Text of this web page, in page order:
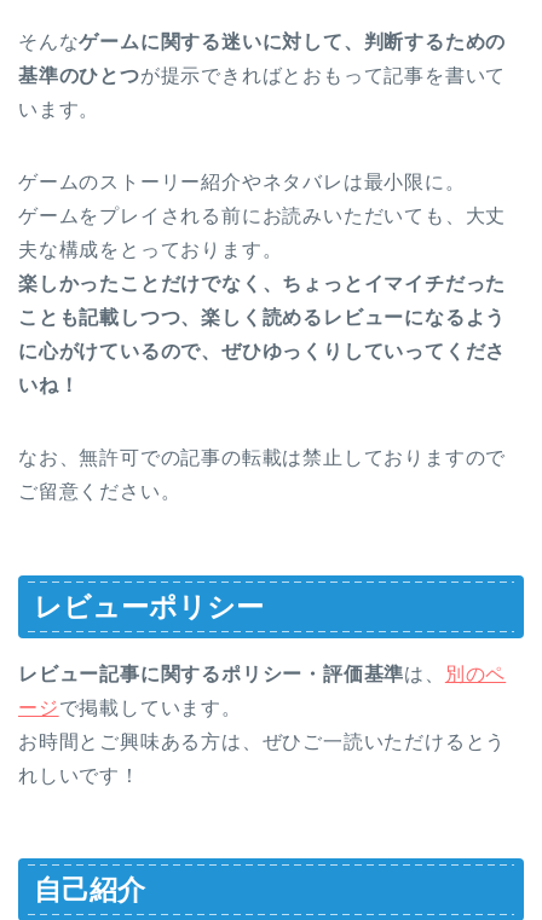
そんなゲームに関する迷いに対して、判断するための
基準のひとつが提示できればとおもって記事を書いて
います。
ゲームのストーリー紹介やネタバレは最小限に。
ゲームをプレイされる前にお読みいただいても、大丈
夫な構成をとっております。
楽しかったことだけでなく、ちょっとイマイチだった
ことも記載しつつ、楽しく読めるレビューになるよう
に心がけているので、ぜひゆっくりしていってくださ
いね！
なお、無許可での記事の転載は禁止しておりますので
ご留意ください。
レビューポリシー
レビュー記事に関するポリシー・評価基準は、
別のペ
ージで掲載しています。
お時間とご興味ある方は、ぜひご一読いただけるとう
れしいです！
自己紹介